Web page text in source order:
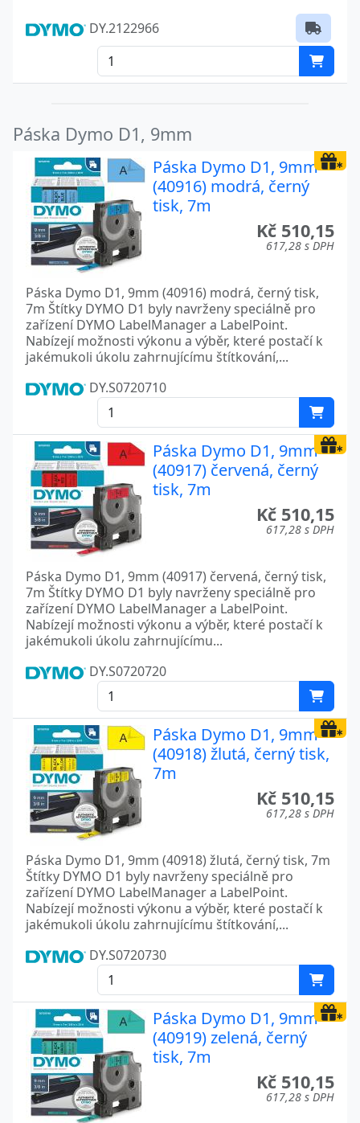
DY.2122966
Páska Dymo D1, 9mm
Páska Dymo D1, 9mm
(40916) modrá, černý
tisk, 7m
Kč 510,15
617,28 s DPH
Páska Dymo D1, 9mm (40916) modrá, černý tisk,
7m Štítky DYMO D1 byly navrženy speciálně pro
zařízení DYMO LabelManager a LabelPoint.
Nabízejí možnosti výkonu a výběr, které postačí k
jakémukoli úkolu zahrnujícímu štítkování,...
DY.S0720710
Páska Dymo D1, 9mm
(40917) červená, černý
tisk, 7m
Kč 510,15
617,28 s DPH
Páska Dymo D1, 9mm (40917) červená, černý tisk,
7m Štítky DYMO D1 byly navrženy speciálně pro
zařízení DYMO LabelManager a LabelPoint.
Nabízejí možnosti výkonu a výběr, které postačí k
jakémukoli úkolu zahrnujícímu...
DY.S0720720
Páska Dymo D1, 9mm
(40918) žlutá, černý tisk,
7m
Kč 510,15
617,28 s DPH
Páska Dymo D1, 9mm (40918) žlutá, černý tisk, 7m
Štítky DYMO D1 byly navrženy speciálně pro
zařízení DYMO LabelManager a LabelPoint.
Nabízejí možnosti výkonu a výběr, které postačí k
jakémukoli úkolu zahrnujícímu štítkování,...
DY.S0720730
Páska Dymo D1, 9mm
(40919) zelená, černý
tisk, 7m
Kč 510,15
617,28 s DPH